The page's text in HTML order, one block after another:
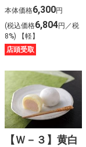
ムケーキ
本体価格6,300円
(税込価格6,804円／税
8%) 【軽】
店頭受取
【Ｗ－３】黄白